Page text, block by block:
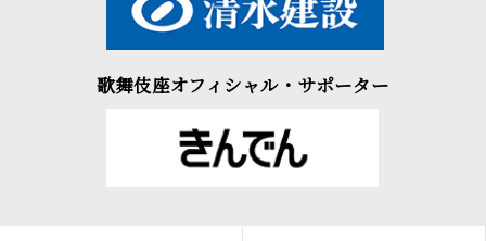
歌舞伎座オフィシャル・サポーター